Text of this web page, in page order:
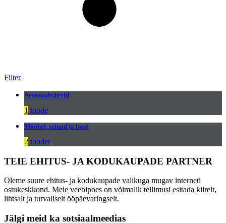
Filter
Aerosoolvärvid
1 toode
Mööbel, seinad ja laed
2 toodet
TEIE EHITUS- JA KODUKAUPADE PARTNER
Oleme suure ehitus- ja kodukaupade valikuga mugav interneti
ostukeskkond. Meie veebipoes on võimalik tellimusi esitada kiirelt,
lihtsalt ja turvaliselt ööpäevaringselt.
Jälgi meid ka sotsiaalmeedias